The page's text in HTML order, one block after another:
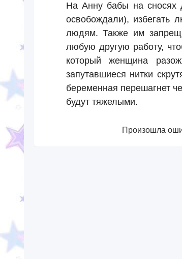
На Анну бабы на сносях
освобождали), избегать
людям. Также им
любую другую работу,
который женщина
запутавшиеся нитки
беременная перешагнет
будут тяжелыми.
Произошла